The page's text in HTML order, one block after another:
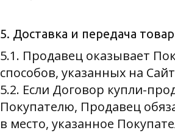
5. Доставка и передача
5.1. Продавец оказывает
способов, указанных на
5.2. Если Договор купли-
Покупателю, Продавец
в место, указанное